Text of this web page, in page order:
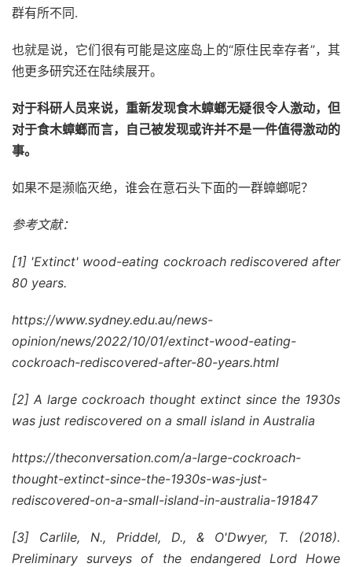
群有所不同.
也就是说，它们很有可能是这座岛上的“原住民幸存者”，其
他更多研究还在陆续展开。
对于科研人员来说，重新发现食木蟑螂无疑很令人激动，但
对于食木蟑螂而言，自己被发现或许并不是一件值得激动的
事。
如果不是濒临灭绝，谁会在意石头下面的一群蟑螂呢？
参考文献：
[1] 'Extinct' wood-eating cockroach rediscovered after
80 years.
https://www.sydney.edu.au/news-
opinion/news/2022/10/01/extinct-wood-eating-
cockroach-rediscovered-after-80-years.html
[2] A large cockroach thought extinct since the 1930s
was just rediscovered on a small island in Australia
https://theconversation.com/a-large-cockroach-
thought-extinct-since-the-1930s-was-just-
rediscovered-on-a-small-island-in-australia-191847
[3] Carlile, N., Priddel, D., & O'Dwyer, T. (2018).
Preliminary surveys of the endangered Lord Howe